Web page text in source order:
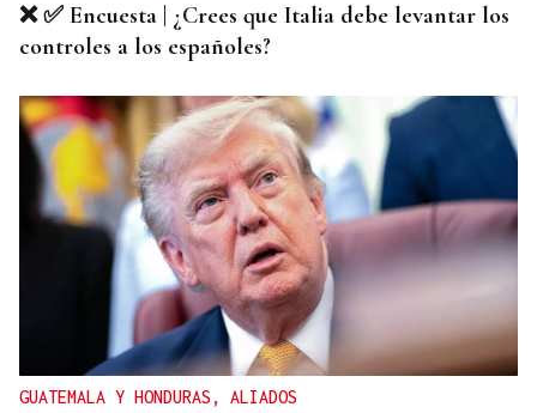
❌ ✅ Encuesta | ¿Crees que Italia debe levantar los
controles a los españoles?
GUATEMALA Y HONDURAS, ALIADOS